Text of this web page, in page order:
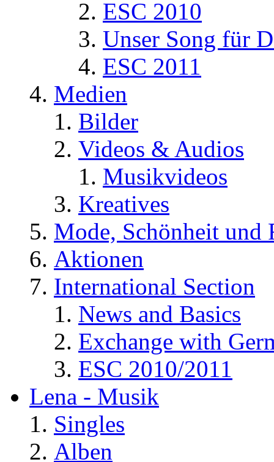
ESC 2010
Unser Song für
ESC 2011
Medien
Bilder
Videos & Audios
Musikvideos
Kreatives
Mode, Schönheit und
Aktionen
International Section
News and Basics
Exchange with
ESC 2010/2011
Lena - Musik
Singles
Alben